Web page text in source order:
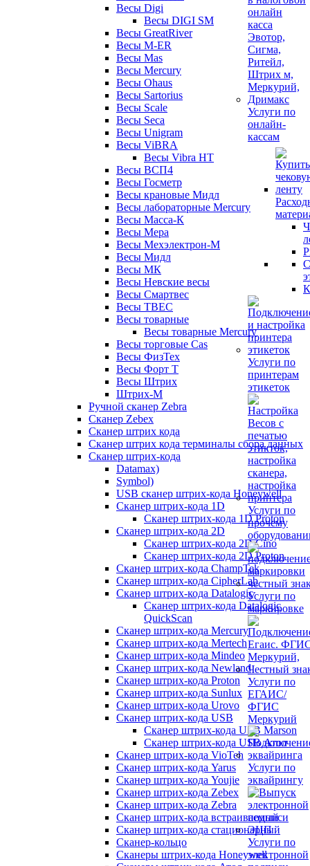
Весы Digi
Весы DIGI SM
Весы GreatRiver
Весы M-ER
Весы Mas
Весы Mercury
Весы Ohaus
Весы Sartorius
Весы Scale
Весы Seca
Весы Unigram
Весы ViBRA
Весы Vibra HT
Весы ВСП4
Весы Госметр
Весы крановые Мидл
Весы лабораторные Mercury
Весы Масса-К
Весы Мера
Весы Мехэлектрон-М
Весы Мидл
Весы МК
Весы Невские весы
Весы Смартвес
Весы ТВЕС
Весы товарные
Весы товарные Mercury
Весы торговые Cas
Весы ФизТех
Весы Форт Т
Весы Штрих
Штрих-М
Ручной сканер Zebra
Сканер Zebex
Сканер штрих кода
Сканер штрих кода терминалы сбора данных
Сканер штрих-кода
Datamax)
Symbol)
USB сканер штрих-кода Honeywell
Сканер штрих-кода 1D
Сканер штрих-кода 1D Proton
Сканер штрих-кода 2D
Сканер штрих-кода 2D Cino
Сканер штрих-кода 2D Proton
Сканер штрих-кода ChampTek
Сканер штрих-кода CipherLab
Сканер штрих-кода Datalogic
Сканер штрих-кода Datalogic
QuickScan
Сканер штрих-кода Mercury
Сканер штрих-кода Mertech
Сканер штрих-кода Mindeo
Сканер штрих-кода Newland
Сканер штрих-кода Proton
Сканер штрих-кода Sunlux
Сканер штрих-кода Urovo
Сканер штрих-кода USB
Сканер штрих-кода USB Marson
Сканер штрих-кода USB Атол
Сканер штрих-кода VioTeh
Сканер штрих-кода Yarus
Сканер штрих-кода Youjie
Сканер штрих-кода Zebex
Сканер штрих-кода Zebra
Сканер штрих-кода встраиваемый
Сканер штрих-кода стационарный
Сканер-кольцо
Сканеры штрих-кода Honeywell
Услуги по
онлайн-
кассам
Услуги по
принтерам
этикеток
Услуги по
прочему
Услуги по
маркировке
Услуги по
ЕГАИС/
ФГИС
Меркурий
Услуги по
эквайрингу
Услуги по
электронной